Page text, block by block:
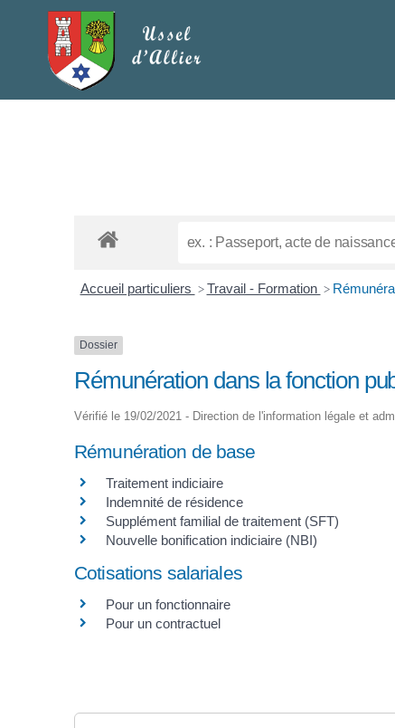
Accueil particuliers > Travail - Formation >
Dossier
Rémunération dans la fonction
Vérifié le 19/02/2021 - Direction de l'information légale et
Rémunération de base
Traitement indiciaire
Indemnité de résidence
Supplément familial de traitement (SFT)
Nouvelle bonification indiciaire (NBI)
Cotisations salariales
Pour un fonctionnaire
Pour un contractuel